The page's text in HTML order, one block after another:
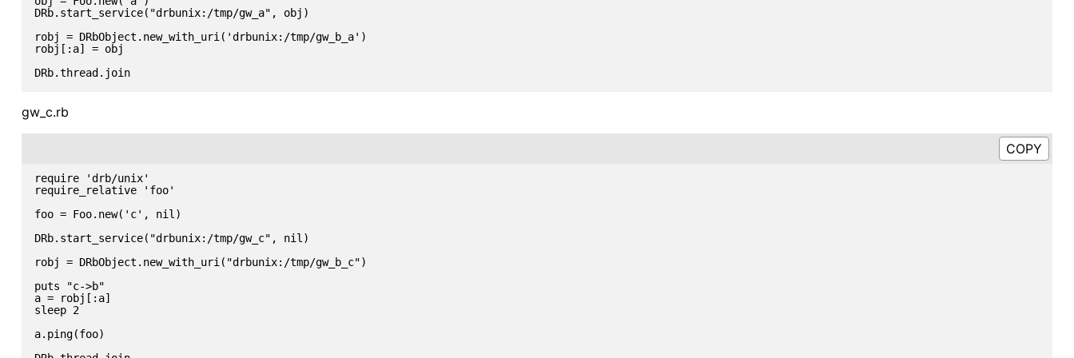
DRb.start_service("drbunix:/tmp/gw_a", obj)
robj = DRbObject.new_with_uri('drbunix:/tmp/gw_b_a')
robj[:a] = obj
DRb.thread.join
gw_c.rb
require 'drb/unix'
require_relative 'foo'
foo = Foo.new('c', nil)
DRb.start_service("drbunix:/tmp/gw_c", nil)
robj = DRbObject.new_with_uri("drbunix:/tmp/gw_b_c")
puts "c->b"
a = robj[:a]
sleep 2
a.ping(foo)